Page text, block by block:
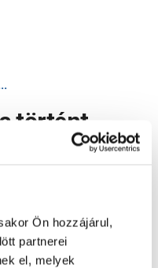
Ön hozzájárul,
partnerei
el, melyek
történt